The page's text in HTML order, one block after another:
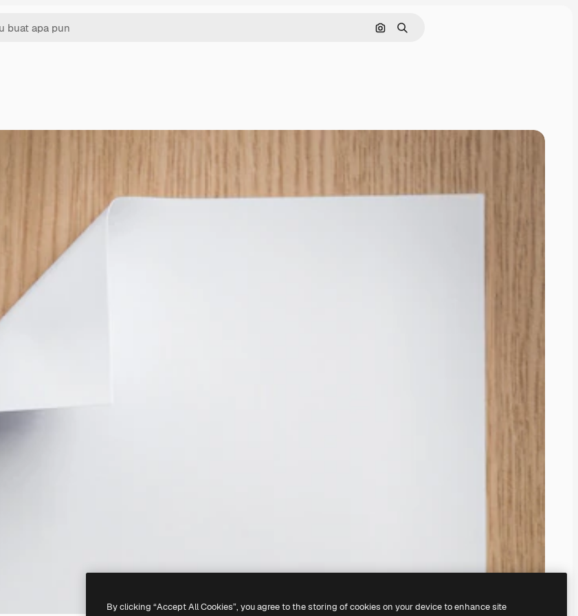
Pencarian berdasarkan gambar
Mencari
By clicking “Accept All Cookies”, you agree to the storing of cookies on your device to enhance site